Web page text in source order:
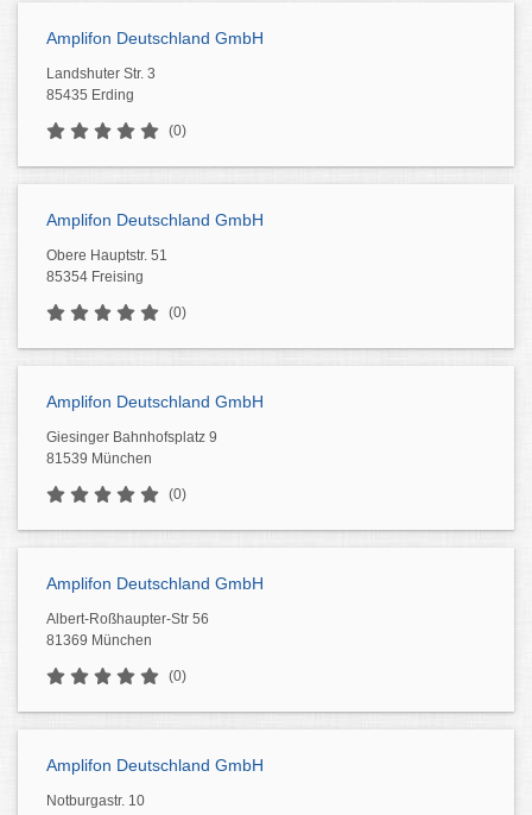
Amplifon Deutschland GmbH
Landshuter Str. 3
85435 Erding
(0)
Amplifon Deutschland GmbH
Obere Hauptstr. 51
85354 Freising
(0)
Amplifon Deutschland GmbH
Giesinger Bahnhofsplatz 9
81539 München
(0)
Amplifon Deutschland GmbH
Albert-Roßhaupter-Str 56
81369 München
(0)
Amplifon Deutschland GmbH
Notburgastr. 10